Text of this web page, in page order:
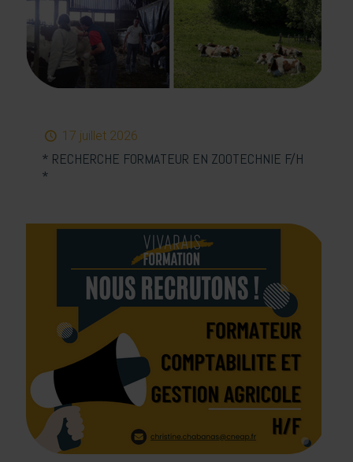
17 juillet 2026
* RECHERCHE FORMATEUR EN ZOOTECHNIE F/H
*